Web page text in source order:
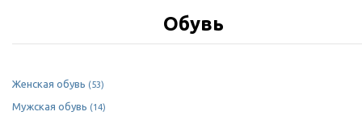
Обувь
Женская обувь (53)
Мужская обувь (14)